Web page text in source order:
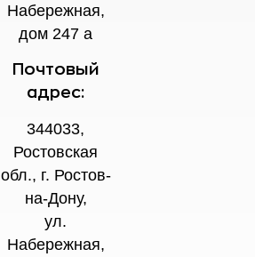
Набережная,
дом 247 а
Почтовый
адрес:
344033,
Ростовская
обл., г. Ростов-
на-Дону,
ул.
Набережная,